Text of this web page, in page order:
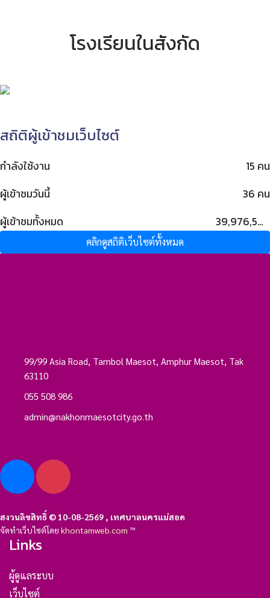
โรงเรียนในสังกัด
สถิติผู้เข้าชมเว็บไซต์
กำลังใช้งาน
15 คน
ผู้เข้าชมวันนี้
36 คน
ผู้เข้าชมทั้งหมด
39,976,504 คน
คลิกดูสถิติเว็บไซต์ทั้งหมด
99/99 Asia Road, Tambol Maesot, Amphur Maesot, Tak
63110
055 508 986
admin@nakhonmaesotcity.go.th
สงวนลิขสิทธิ์ © 10-08-2569 , เทศบาลนครแม่สอด
จัดทำเว็บไซต์โดย khontamweb.com ™
Links
ผู้ดูแลระบบ
เว็บไซต์